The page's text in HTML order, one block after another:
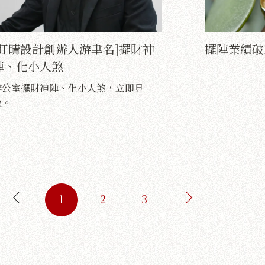
睛設計創辦人游聿名]擺財神
、化小人煞
室擺財神陣、化小人煞，立即見
擺陣業績
1 2 3